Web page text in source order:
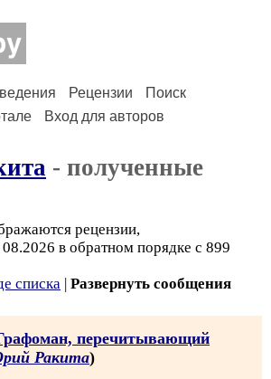
Рецензии
Поиск
Вход для авторов
- полученные
рецензии,
в обратном порядке с 899
списка | Развернуть сообщения
перечитывающий
Ракита)